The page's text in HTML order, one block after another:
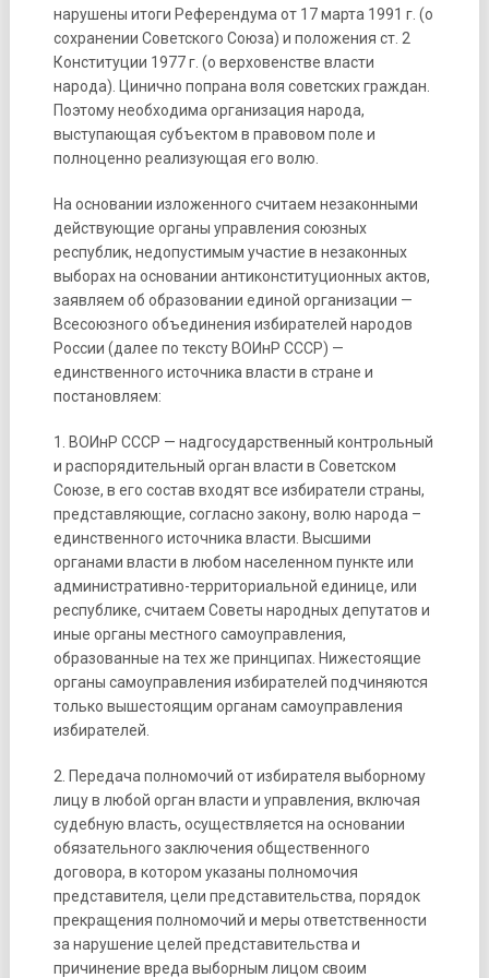
нарушены итоги Референдума от 17 марта 1991 г. (о
сохранении Советского Союза) и положения ст. 2
Конституции 1977 г. (о верховенстве власти
народа). Цинично попрана воля советских граждан.
Поэтому необходима организация народа,
выступающая субъектом в правовом поле и
полноценно реализующая его волю.
На основании изложенного считаем незаконными
действующие органы управления союзных
республик, недопустимым участие в незаконных
выборах на основании антиконституционных актов,
заявляем об образовании единой организации —
Всесоюзного объединения избирателей народов
России (далее по тексту ВОИнР СССР) —
единственного источника власти в стране и
постановляем:
1. ВОИнР СССР — надгосударственный контрольный
и распорядительный орган власти в Советском
Союзе, в его состав входят все избиратели страны,
представляющие, согласно закону, волю народа –
единственного источника власти. Высшими
органами власти в любом населенном пункте или
административно-территориальной единице, или
республике, считаем Советы народных депутатов и
иные органы местного самоуправления,
образованные на тех же принципах. Нижестоящие
органы самоуправления избирателей подчиняются
только вышестоящим органам самоуправления
избирателей.
2. Передача полномочий от избирателя выборному
лицу в любой орган власти и управления, включая
судебную власть, осуществляется на основании
обязательного заключения общественного
договора, в котором указаны полномочия
представителя, цели представительства, порядок
прекращения полномочий и меры ответственности
за нарушение целей представительства и
причинение вреда выборным лицом своим